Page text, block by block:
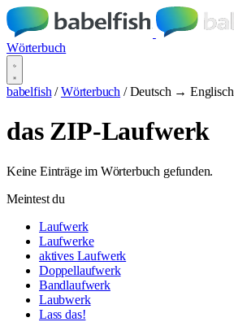
Wörterbuch
babelfish / Wörterbuch / Deutsch → Englisch
das ZIP-Laufwerk
Keine Einträge im Wörterbuch gefunden.
Meintest du
Laufwerk
Laufwerke
aktives Laufwerk
Doppellaufwerk
Bandlaufwerk
Laubwerk
Lass das!